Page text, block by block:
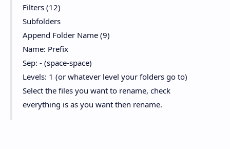
Filters (12)
Subfolders
Append Folder Name (9)
Name: Prefix
Sep: - (space-space)
Levels: 1 (or whatever level your folders go to)
Select the files you want to rename, check
everything is as you want then rename.